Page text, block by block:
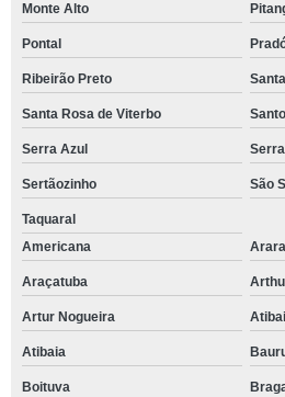
Monte Alto
Pontal
Ribeirão Preto
Santa Rosa de Viterbo
Serra Azul
Sertãozinho São
Taquaral
Americana
Araçatuba
Artur Nogueira
Atibaia
Boituva